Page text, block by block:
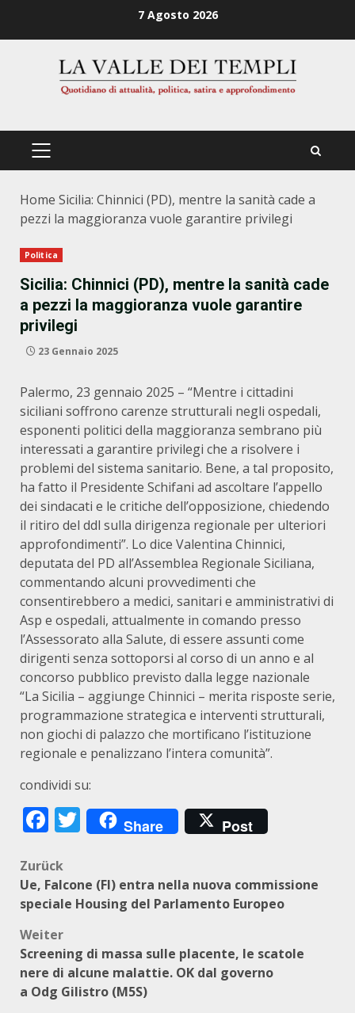
7 Agosto 2026
PRIMÄRES
Home Sicilia: Chinnici (PD), mentre la sanità cade a
pezzi la maggioranza vuole garantire privilegi
Politica
Sicilia: Chinnici (PD), mentre la sanità cade
a pezzi la maggioranza vuole garantire
privilegi
23 Gennaio 2025
Palermo, 23 gennaio 2025 – “Mentre i cittadini
siciliani soffrono carenze strutturali negli ospedali,
esponenti politici della maggioranza sembrano più
interessati a garantire privilegi che a risolvere i
problemi del sistema sanitario. Bene, a tal proposito,
ha fatto il Presidente Schifani ad ascoltare l’appello
dei sindacati e le critiche dell’opposizione, chiedendo
il ritiro del ddl sulla dirigenza regionale per ulteriori
approfondimenti”. Lo dice Valentina Chinnici,
deputata del PD all’Assemblea Regionale Siciliana,
commentando alcuni provvedimenti che
consentirebbero a medici, sanitari e amministrativi di
Asp e ospedali, attualmente in comando presso
l’Assessorato alla Salute, di essere assunti come
dirigenti senza sottoporsi al corso di un anno e al
concorso pubblico previsto dalla legge nazionale
“La Sicilia – aggiunge Chinnici – merita risposte serie,
programmazione strategica e interventi strutturali,
non giochi di palazzo che mortificano l’istituzione
regionale e penalizzano l’intera comunità”.
condividi su:
Facebook
Twitter
Share Post
Beitragsnavigation
Zurück
Ue, Falcone (FI) entra nella nuova commissione
speciale Housing del Parlamento Europeo
Weiter
Screening di massa sulle placente, le scatole
nere di alcune malattie. OK dal governo
a Odg Gilistro (M5S)